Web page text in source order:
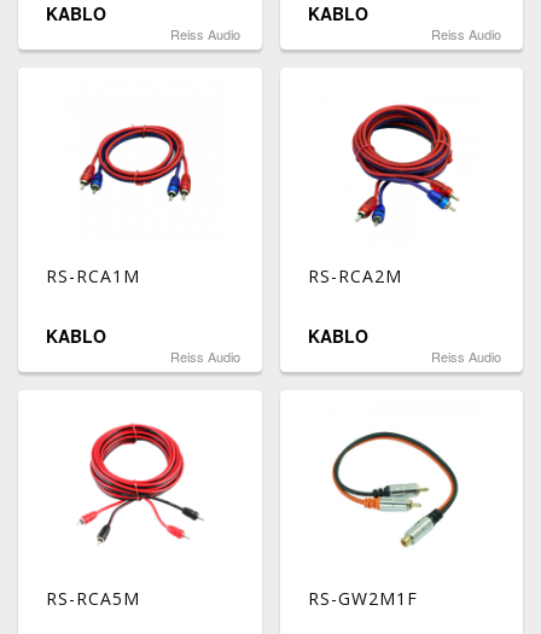
KABLO
Reiss Audio
KABLO
Reiss Audio
RS-RCA1M
KABLO
Reiss Audio
RS-RCA2M
KABLO
Reiss Audio
RS-RCA5M RS-GW2M1F